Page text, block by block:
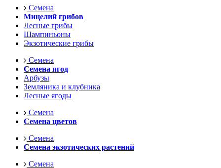
Семена
Мицелий грибов
Лесные грибы
Шампиньоны
Экзотические грибы
Семена
Семена ягод
Арбузы
Земляника и клубника
Лесные ягоды
Семена
Семена цветов
Семена
Семена экзотических растений
Семена